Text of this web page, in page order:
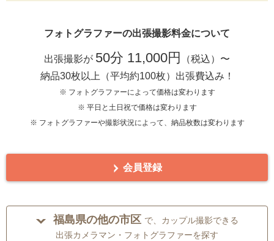
フォトグラファーの出張撮影料金について
出張撮影が 50分 11,000円
（税込）〜
納品30枚以上（平均約100枚）出張費込み！
※ フォトグラファーによって価格は変わります
※ 平日と土日祝で価格は変わります
※ フォトグラファーや撮影状況によって、納品枚数は変わります
会員登録
福島県の他の市区 で、カップル撮影できる
出張カメラマン・フォトグラファーを探す